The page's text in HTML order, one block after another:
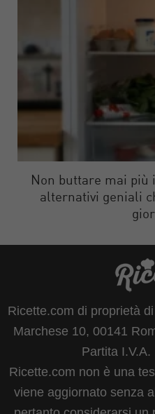
Non buttare mai più
alternativi geniali
Ricette.com di proprietà
Marchese 10, 00141
Partita
Ricette.com non è una
viene aggiornato senza